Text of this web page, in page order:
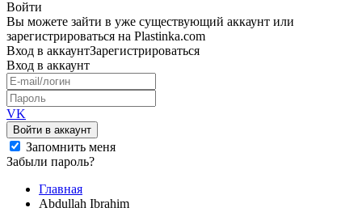
Войти
Вы можете зайти в уже существующий аккаунт или
зарегистрироваться на Plastinka.com
Вход в аккаунтЗарегистрироваться
Вход в аккаунт
VK
Войти в аккаунт
Запомнить меня
Забыли пароль?
Главная
Abdullah Ibrahim